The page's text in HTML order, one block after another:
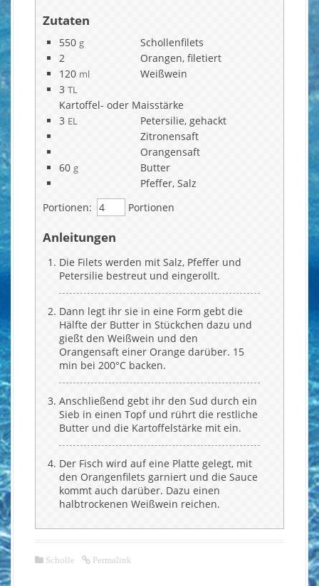
Zutaten
550 g
Schollenfilets
2
Orangen, filetiert
120 ml
Weißwein
3 TL
Kartoffel- oder Maisstärke
3 EL
Petersilie, gehackt
Zitronensaft
Orangensaft
60 g
Butter
Pfeffer, Salz
Portionen:
Portionen
Anleitungen
Die Filets werden mit Salz, Pfeffer und
Petersilie bestreut und eingerollt.
Dann legt ihr sie in eine Form gebt die
Hälfte der Butter in Stückchen dazu und
gießt den Weißwein und den
Orangensaft einer Orange darüber. 15
min bei 200°C backen.
Anschließend gebt ihr den Sud durch ein
Sieb in einen Topf und rührt die restliche
Butter und die Kartoffelstärke mit ein.
Der Fisch wird auf eine Platte gelegt, mit
den Orangenfilets garniert und die Sauce
kommt auch darüber. Dazu einen
halbtrockenen Weißwein reichen.
Scholle Permalink